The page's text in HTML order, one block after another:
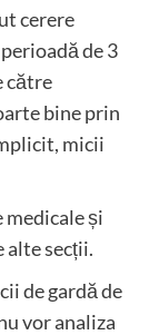
cerere
de 3
către
bine prin
micii
medicale și
secții.
de gardă de
vor analiza